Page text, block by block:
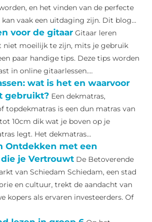
en het vinden van de perfecte
vaak een uitdaging zijn. Dit blog...
voor de gitaar Gitaar leren
niet moeilijk te zijn, mits je gebruik
paar handige tips. Deze tips worden
in online gitaarlessen....
wat is het en waarvoor
gebruikt? Een dekmatras,
topdekmatras is een dun matras van
10cm dik wat je boven op je
legt. Het dekmatras...
Ontdekken met een
die je Vertrouwt De Betoverende
van Schiedam Schiedam, een stad
en cultuur, trekt de aandacht van
kopers als ervaren investeerders. Of